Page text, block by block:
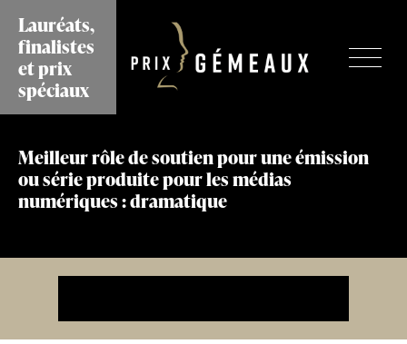
contenu
principal
Lauréats,
finalistes
et prix
spéciaux
Meilleur rôle de soutien pour une émission
ou série produite pour les médias
numériques : dramatique